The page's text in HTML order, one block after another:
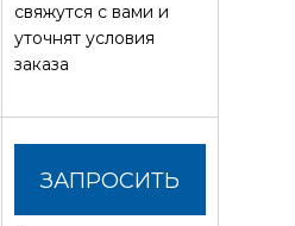
свяжутся с вами и
уточнят условия
заказа
ЗАПРОСИТЬ